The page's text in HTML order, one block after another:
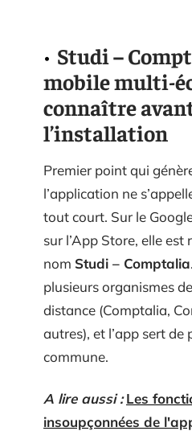
Studi –
mobile multi-
connaître
l’installation
Premier point qui
l’application ne
tout court. Sur le
sur l’App Store, elle est
nom Studi – Comptalia
plusieurs organismes
distance (Comptalia,
autres), et l’app sert de
commune.
A lire aussi : Les
insoupçonnées de